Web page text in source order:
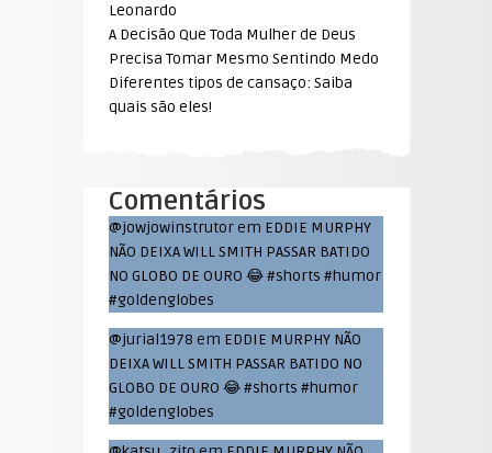
Leonardo
A Decisão Que Toda Mulher de Deus
Precisa Tomar Mesmo Sentindo Medo
Diferentes tipos de cansaço: Saiba
quais são eles!
Comentários
@jowjowinstrutorem EDDIE MURPHY
NÃO DEIXA WILL SMITH PASSAR BATIDO
NO GLOBO DE OURO 😂 #shorts #humor
#goldenglobes
@jurial1978 em EDDIE MURPHY NÃO
DEIXA WILL SMITH PASSAR BATIDO NO
GLOBO DE OURO 😂 #shorts #humor
#goldenglobes